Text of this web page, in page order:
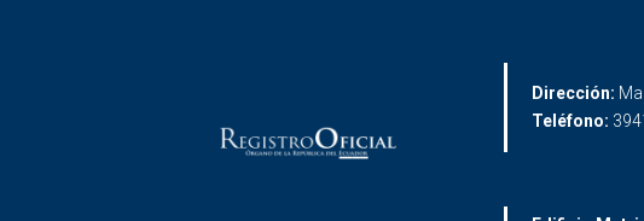
Dirección:
Teléfono: